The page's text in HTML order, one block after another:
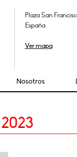
Plaza San
España
Ver mapa
Nosotros